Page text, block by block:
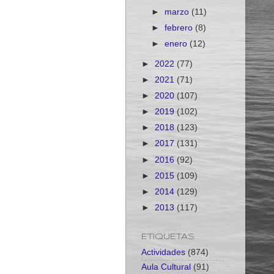
► marzo(11)
►febrero (8)
►enero (12)
► 2022 (77)
► 2021 (71)
► 2020 (107)
► 2019 (102)
► 2018 (123)
► 2017 (131)
► 2016 (92)
► 2015 (109)
► 2014 (129)
► 2013 (117)
ETIQUETAS
Actividades (874)
Aula Cultural (91)